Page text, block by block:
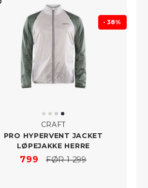
- 38%
CRAFT
PRO HYPERVENT JACKET
LØPEJAKKE HERRE
799 FØR 1 299